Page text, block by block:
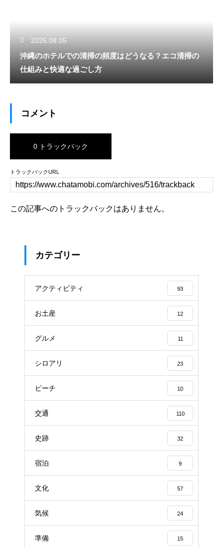
2026.08.05
沖縄のホテルでの清掃の頻度はどうなる？エコ清掃の
仕組みと快適な過ごし方
コメント
0 トラックバック
トラックバックURL
この記事へのトラックバックはありません。
カテゴリー
アクティビティ 93
お土産 12
グルメ 11
シロアリ 23
ビーチ 10
交通 110
史跡 32
宿泊 9
文化 57
気候 24
準備 15